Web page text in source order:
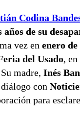
Codina
años de su
vez en enero de
del Usado,
madre, Inés
con
para